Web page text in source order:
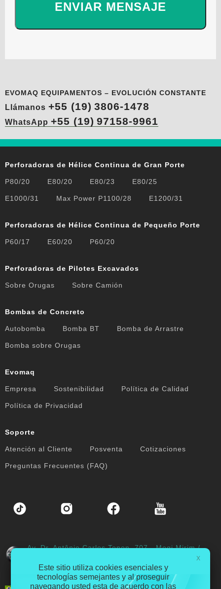
EVOMAQ EQUIPAMENTOS – EVOLUCIÓN CONSTANTE
Llámanos +55 (19) 3806-1478
WhatsApp +55 (19) 97158-9961
Perforadoras de Hélice Continua de Gran Porte
P80/20 E80/20 E80/23 E80/25
E1000/31 Max Power P1100/28 E1200/31
Perforadoras de Hélice Continua de Pequeño Porte
P60/17 E60/20 P60/20
Perforadoras de Pilotes Excavados
Sobre Orugas Sobre Camión
Bombas de Concreto
Autobomba Bomba BT Bomba de Arrastre
Bomba sobre Orugas
Evomaq
Empresa Sostenibilidad Política de Calidad
Política de Privacidad
Soporte
Atención al Cliente Posventa Cotizaciones
Preguntas Frecuentes (FAQ)
Av. Dr. Antônio Carlos Tonon, 707 - Mogi Mirim /
Este sitio utiliza cookies esenciales y
tecnologías semejantes y al proseguir
navegando usted esta de acuerdo con las
X